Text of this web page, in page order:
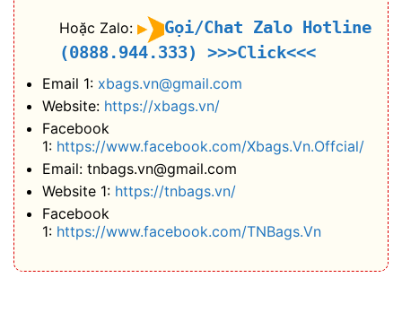
Hoặc Zalo:
Gọi/Chat Zalo Hotline
(0888.944.333)
>>>Click<<<
Email 1: xbags.vn@gmail.com
Website: https://xbags.vn/
Facebook
1: https://www.facebook.com/Xbags.Vn.Offcial/
Email: tnbags.vn@gmail.com
Website 1: https://tnbags.vn/
Facebook
1: https://www.facebook.com/TNBags.Vn